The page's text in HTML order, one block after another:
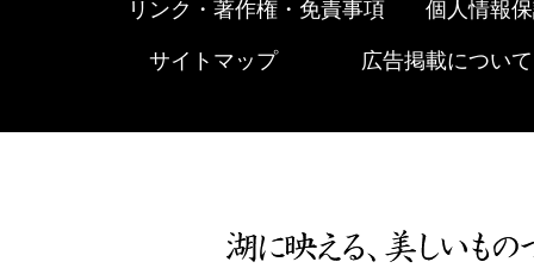
リンク・著作権・免責事項 個人情報
サイトマップ 広告掲載について